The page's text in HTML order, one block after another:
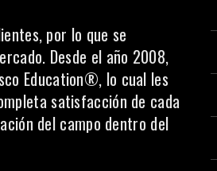
por lo que se
Desde el año 2008,
Education®, lo cual les
satisfacción de cada
del campo dentro del